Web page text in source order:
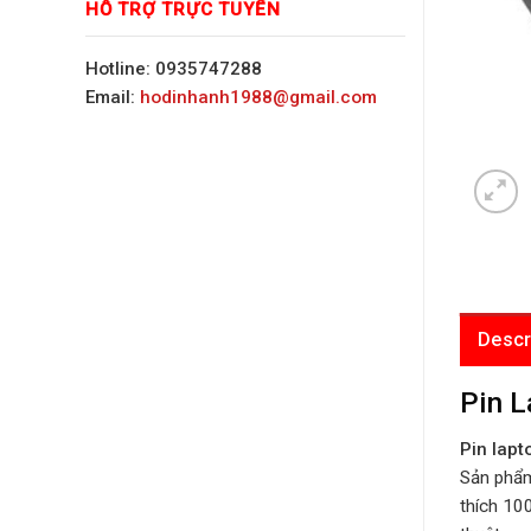
HỖ TRỢ TRỰC TUYẾN
Hotline: 0935747288
Email: hodinhanh1988@gmail.com
Pin
Pin
Sản
thích